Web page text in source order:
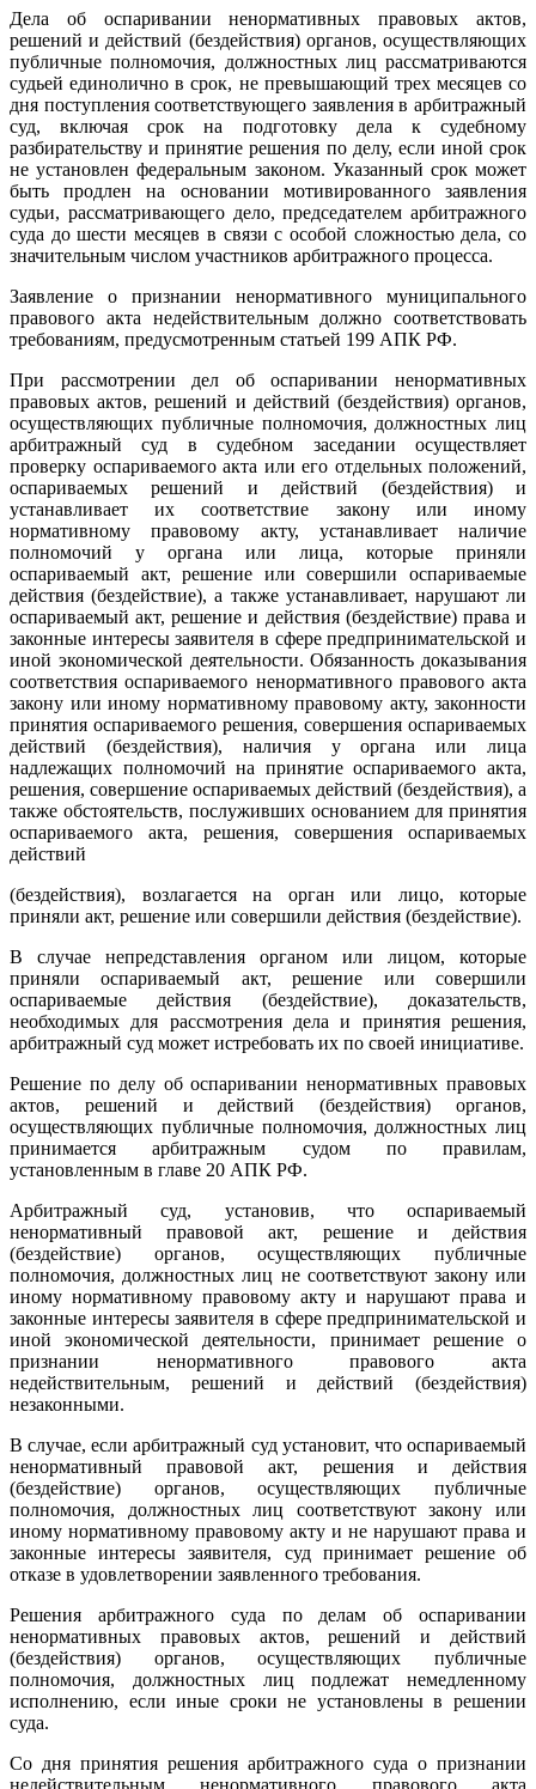
Дела об оспаривании ненормативных правовых актов,
решений и действий (бездействия) органов, осуществляющих
публичные полномочия, должностных лиц рассматриваются
судьей единолично в срок, не превышающий трех месяцев со
дня поступления соответствующего заявления в арбитражный
суд, включая срок на подготовку дела к судебному
разбирательству и принятие решения по делу, если иной срок
не установлен федеральным законом. Указанный срок может
быть продлен на основании мотивированного заявления
судьи, рассматривающего дело, председателем арбитражного
суда до шести месяцев в связи с особой сложностью дела, со
значительным числом участников арбитражного процесса.
Заявление о признании ненормативного муниципального
правового акта недействительным должно соответствовать
требованиям, предусмотренным статьей 199 АПК РФ.
При рассмотрении дел об оспаривании ненормативных
правовых актов, решений и действий (бездействия) органов,
осуществляющих публичные полномочия, должностных лиц
арбитражный суд в судебном заседании осуществляет
проверку оспариваемого акта или его отдельных положений,
оспариваемых решений и действий (бездействия) и
устанавливает их соответствие закону или иному
нормативному правовому акту, устанавливает наличие
полномочий у органа или лица, которые приняли
оспариваемый акт, решение или совершили оспариваемые
действия (бездействие), а также устанавливает, нарушают ли
оспариваемый акт, решение и действия (бездействие) права и
законные интересы заявителя в сфере предпринимательской и
иной экономической деятельности. Обязанность доказывания
соответствия оспариваемого ненормативного правового акта
закону или иному нормативному правовому акту, законности
принятия оспариваемого решения, совершения оспариваемых
действий (бездействия), наличия у органа или лица
надлежащих полномочий на принятие оспариваемого акта,
решения, совершение оспариваемых действий (бездействия), а
также обстоятельств, послуживших основанием для принятия
оспариваемого акта, решения, совершения оспариваемых
действий
(бездействия), возлагается на орган или лицо, которые
приняли акт, решение или совершили действия (бездействие).
В случае непредставления органом или лицом, которые
приняли оспариваемый акт, решение или совершили
оспариваемые действия (бездействие), доказательств,
необходимых для рассмотрения дела и принятия решения,
арбитражный суд может истребовать их по своей инициативе.
Решение по делу об оспаривании ненормативных правовых
актов, решений и действий (бездействия) органов,
осуществляющих публичные полномочия, должностных лиц
принимается арбитражным судом по правилам,
установленным в главе 20 АПК РФ.
Арбитражный суд, установив, что оспариваемый
ненормативный правовой акт, решение и действия
(бездействие) органов, осуществляющих публичные
полномочия, должностных лиц не соответствуют закону или
иному нормативному правовому акту и нарушают права и
законные интересы заявителя в сфере предпринимательской и
иной экономической деятельности, принимает решение о
признании ненормативного правового акта
недействительным, решений и действий (бездействия)
незаконными.
В случае, если арбитражный суд установит, что оспариваемый
ненормативный правовой акт, решения и действия
(бездействие) органов, осуществляющих публичные
полномочия, должностных лиц соответствуют закону или
иному нормативному правовому акту и не нарушают права и
законные интересы заявителя, суд принимает решение об
отказе в удовлетворении заявленного требования.
Решения арбитражного суда по делам об оспаривании
ненормативных правовых актов, решений и действий
(бездействия) органов, осуществляющих публичные
полномочия, должностных лиц подлежат немедленному
исполнению, если иные сроки не установлены в решении
суда.
Со дня принятия решения арбитражного суда о признании
недействительным ненормативного правового акта